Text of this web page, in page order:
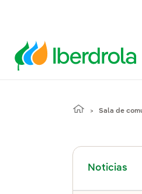
Sala de
Noticias
Alternar